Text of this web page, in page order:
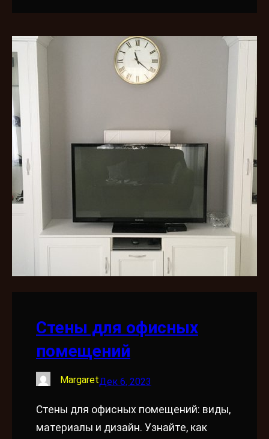
Стены для офисных
помещений
MargaretДек 6, 2023
Стены для офисных помещений: виды,
материалы и дизайн. Узнайте, как